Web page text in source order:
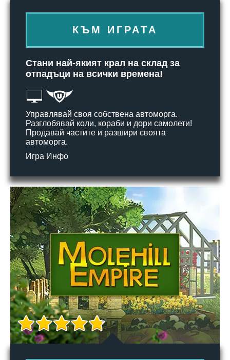
КЪМ ИГРАТА
Стани най-якият крал на склад за
отпадъци на всички времена!
Управлявай своя собствена автоморга.
Разглобявай коли, кораби и дори самолети!
Продавай частите и разшири своята
автоморга.
Игра Инфо